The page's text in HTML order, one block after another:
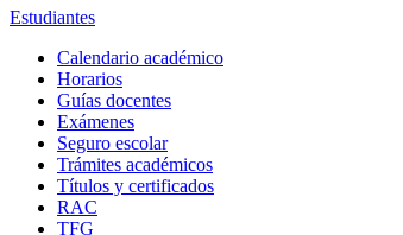
Estudiantes
Calendario académico
Horarios
Guías docentes
Exámenes
Seguro escolar
Trámites académicos
Títulos y certificados
RAC
TFG